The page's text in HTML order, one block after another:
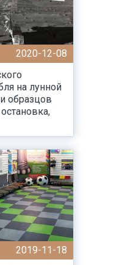
2020-12-08
на лунной
образцов
2019-11-18